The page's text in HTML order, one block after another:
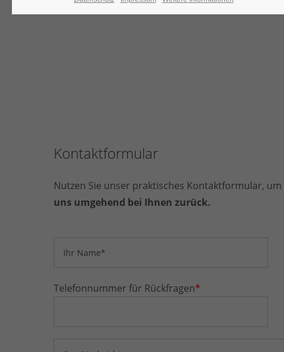
Kontaktformular
Nutzen Sie unser praktisches Kontaktformular,
uns umgehend bei Ihnen zurück.
Telefonnummer für Rückfragen*